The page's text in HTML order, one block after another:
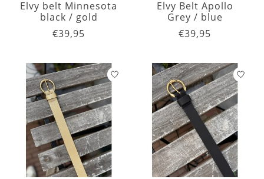
Elvy belt Minnesota
black / gold
€39,95
Elvy Belt Apollo
Grey / blue
€39,95